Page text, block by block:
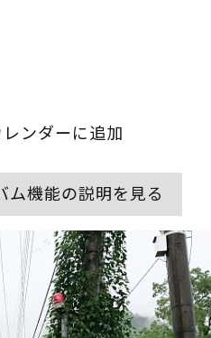
ンダーに追加
ム機能の説明を見る